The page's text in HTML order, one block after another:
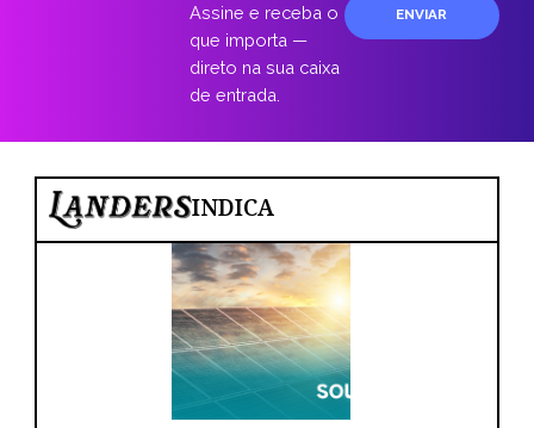
Assine e receba o
que importa —
direto na sua caixa
de entrada.
ENVIAR
INDICA